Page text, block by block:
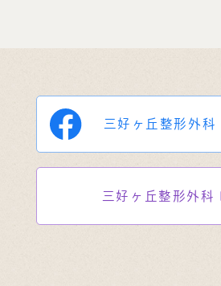
三好ヶ丘整形外科
三好ヶ丘整形外科